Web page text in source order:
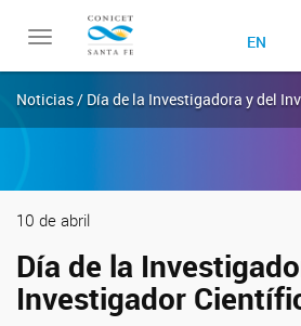
Toggle
EN
Noticias / Día de la Investigadora y del
10 de abril
Día de la
Investigador